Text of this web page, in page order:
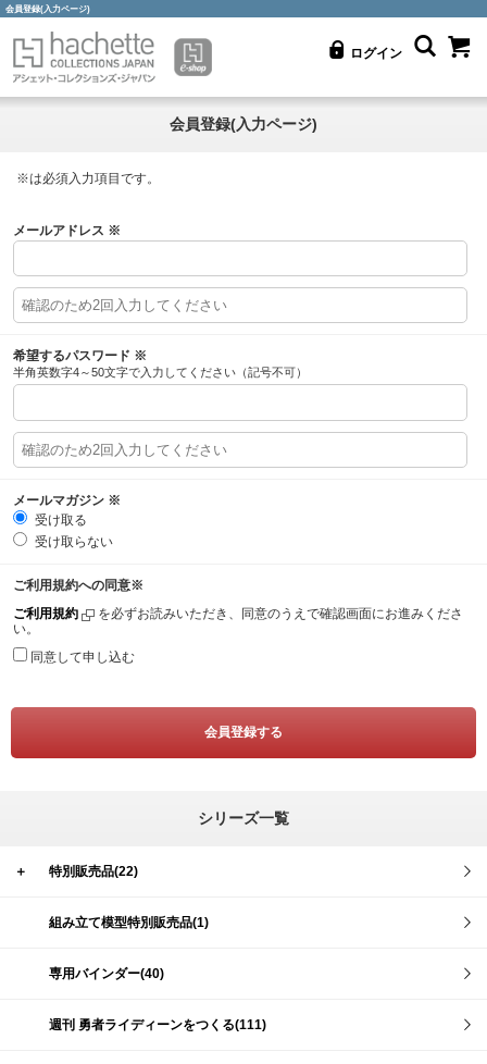
会員登録(入力ページ)
ログイン
会員登録(入力ページ)
※は必須入力項目です。
メールアドレス ※
希望するパスワード ※
半角英数字4～50文字で入力してください（記号不可）
メールマガジン ※
受け取る
受け取らない
ご利用規約への同意※
ご利用規約
を必ずお読みいただき、同意のうえで確認画面にお進みくださ
い。
同意して申し込む
シリーズ一覧
＋ 特別販売品(22)
組み立て模型特別販売品(1)
専用バインダー(40)
週刊 勇者ライディーンをつくる(111)